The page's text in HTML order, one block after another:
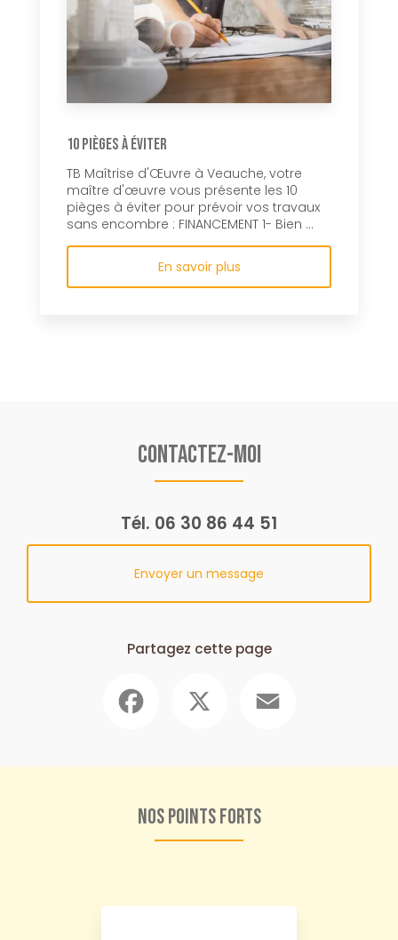
10 pièges à éviter
TB Maîtrise d'Œuvre à Veauche, votre
maître d'œuvre vous présente les 10
pièges à éviter pour prévoir vos travaux
sans encombre : FINANCEMENT 1- Bien ...
En savoir plus
Contactez-moi
Tél. 06 30 86 44 51
Envoyer un message
Partagez cette page
Nos points forts